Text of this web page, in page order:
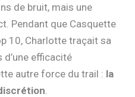
de bruit, mais une
Pendant que Casquette
10, Charlotte traçait sa
efficacité
autre force du trail : la